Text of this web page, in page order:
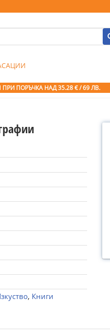
ПРИ ПОРЪЧКА НАД 35.28 € / 69 ЛВ.
, Книги